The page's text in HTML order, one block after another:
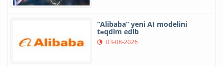
“Alibaba” yeni AI modelini
təqdim edib
03-08-2026